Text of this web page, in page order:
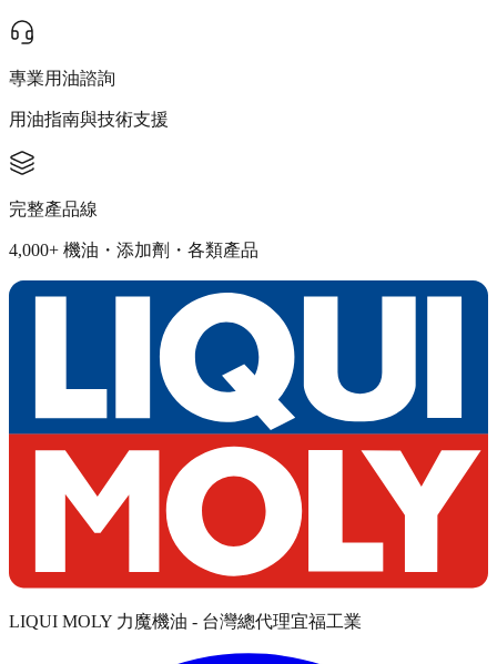
專業用油諮詢
用油指南與技術支援
完整產品線
4,000+ 機油・添加劑・各類產品
LIQUI MOLY 力魔機油 - 台灣總代理宜福工業